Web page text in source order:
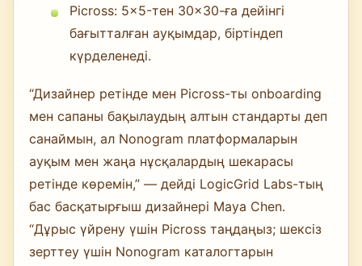
Picross: 5×5-тен 30×30-ға дейінгі
бағытталған ауқымдар, біртіндеп
күрделенеді.
“Дизайнер ретінде мен Picross-ты onboarding
мен сапаны бақылаудың алтын стандарты деп
санаймын, ал Nonogram платформаларын
ауқым мен жаңа нұсқалардың шекарасы
ретінде көремін,” — дейді LogicGrid Labs-тың
бас басқатырғыш дизайнері Maya Chen.
“Дұрыс үйрену үшін Picross таңдаңыз; шексіз
зерттеу үшін Nonogram каталогтарын